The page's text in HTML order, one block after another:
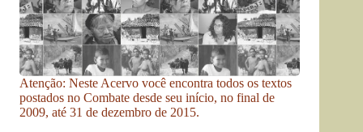
Atenção: Neste Acervo você encontra todos os textos
postados no Combate desde seu início, no final de
2009, até 31 de dezembro de 2015.